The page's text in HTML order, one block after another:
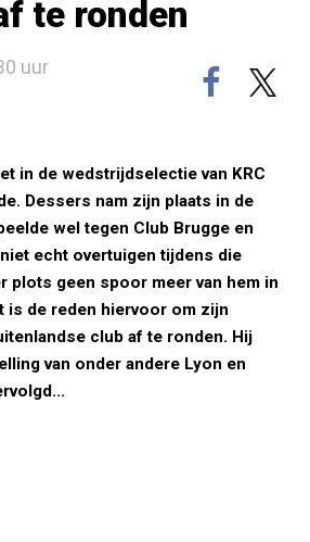
te ronden
uur
in de wedstrijdselectie van KRC
Dessers nam zijn plaats in de
wel tegen Club Brugge en
echt overtuigen tijdens die
plots geen spoor meer van hem in
is de reden hiervoor om zijn
club af te ronden. Hij
van onder andere Lyon en